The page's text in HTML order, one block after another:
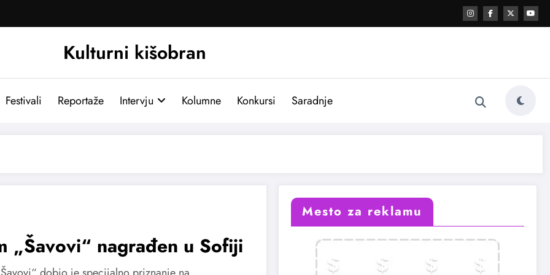
Kulturni kišobran
Festivali Reportaže Intervju Kolumne Konkursi Saradnje
„Šavovi“ nagrađen u Sofiji
Mesto za reklamu